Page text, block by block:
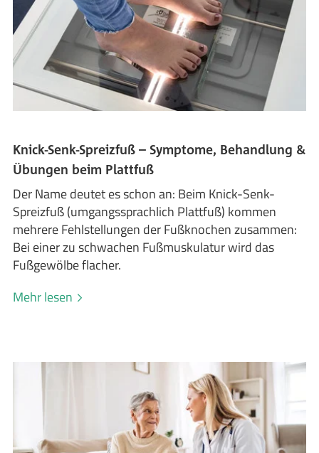
Knick-Senk-Spreizfuß – Symptome, Behandlung &
Übungen beim Plattfuß
Der Name deutet es schon an: Beim Knick-Senk-
Spreizfuß (umgangssprachlich Plattfuß) kommen
mehrere Fehlstellungen der Fußknochen zusammen:
Bei einer zu schwachen Fußmuskulatur wird das
Fußgewölbe flacher.
Mehr lesen